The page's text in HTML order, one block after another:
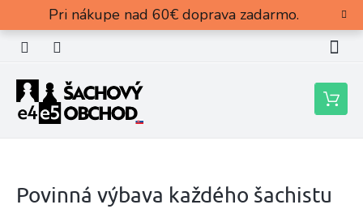
obsah
Pri nákupe nad 60€ doprava zadarmo.
Nákupný
košík
Povinná výbava každého šachistu